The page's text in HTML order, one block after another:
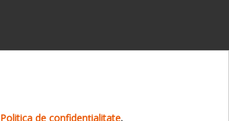
Politica de confidențialitate.